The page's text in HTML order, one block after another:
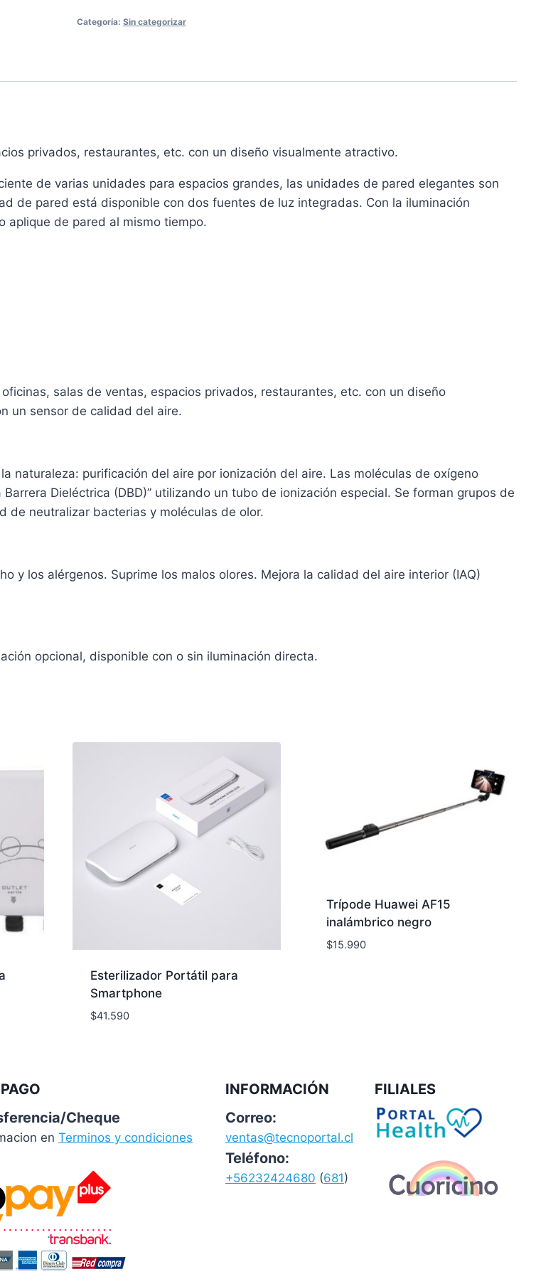
Categoría: Sin categorizar
privados, restaurantes, etc. con un diseño visualmente atractivo.
de varias unidades para espacios grandes, las unidades de pared elegantes son
de pared está disponible con dos fuentes de luz integradas. Con la iluminación
aplique de pared al mismo tiempo.
salas de ventas, espacios privados, restaurantes, etc. con un diseño
un sensor de calidad del aire.
naturaleza: purificación del aire por ionización del aire. Las moléculas de oxígeno
Dieléctrica (DBD)” utilizando un tubo de ionización especial. Se forman grupos de
de neutralizar bacterias y moléculas de olor.
y los alérgenos. Suprime los malos olores. Mejora la calidad del aire interior (IAQ)
opcional, disponible con o sin iluminación directa.
Esterilizador Portátil para
Smartphone
$41.590
Trípode Huawei AF15
inalámbrico negro
$15.990
Cheque
en Terminos y condiciones
INFORMACIÓN
Correo:
ventas@tecnoportal.cl
Teléfono:
+56232424680 (681)
FILIALES